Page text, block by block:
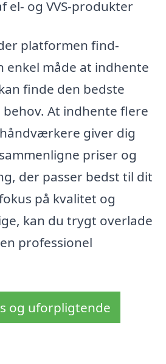
el- og VVS-produkter
platformen find-
enkel måde at indhente
finde den bedste
At indhente flere
giver dig
priser og
der passer bedst til dit
på kvalitet og
kan du trygt overlade
professionel
og uforpligtende